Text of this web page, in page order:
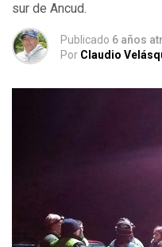
sur de Ancud.
Publicado 6 años
Por Claudio